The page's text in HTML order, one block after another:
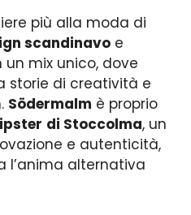
più alla moda di
scandinavo e
un mix unico, dove
storie di creatività e
Södermalm è proprio
di Stoccolma, un
e autenticità,
l’anima alternativa